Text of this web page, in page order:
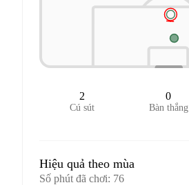
2
Cú sút
0
Bàn thắng
Hiệu quả theo mùa
Số phút đã chơi: 76